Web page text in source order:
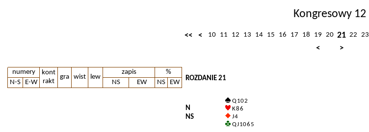
Kongresowy 12
<< < 10 11 12 13 14 15 16 17 18 19 20 21 22 23
<
>
numery
kont
rakt
gra wist lew
zapis
%
N-S
E-W NS EW NS EW ROZDANIE 21
N
NS
Q 10 2
K 8 6
J 4
Q J 10 6 5